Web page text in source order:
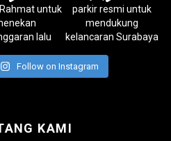
Follow on Instagram
KAMI